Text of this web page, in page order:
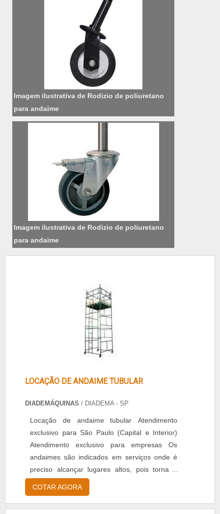
Grande resistência Bom deslizamento Preço
acessível Para con...
Imagem ilustrativa de Rodizio de poliuretano
para andaime
Imagem ilustrativa de Rodizio de poliuretano
para andaime
LOCAÇÃO DE ANDAIME TUBULAR
DIADEMÁQUINAS / DIADEMA - SP
Locação de andaime tubular Atendimento
exclusivo para São Paulo (Capital e Interior)
Atendimento exclusivo para empresas Os
andaimes são indicados em serviços onde é
preciso alcançar lugares altos, pois torna a
tarefa mais simples e segura. Por isso, conte
com a Locação de andaime tubular de uma
COTAR AGORA